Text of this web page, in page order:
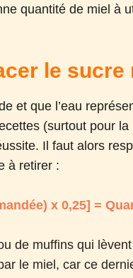
quantité de miel à
le
et que l’eau
(surtout pour
Il faut alors
à retirer :
x 0,25] =
de muffins qui
le miel, car ce